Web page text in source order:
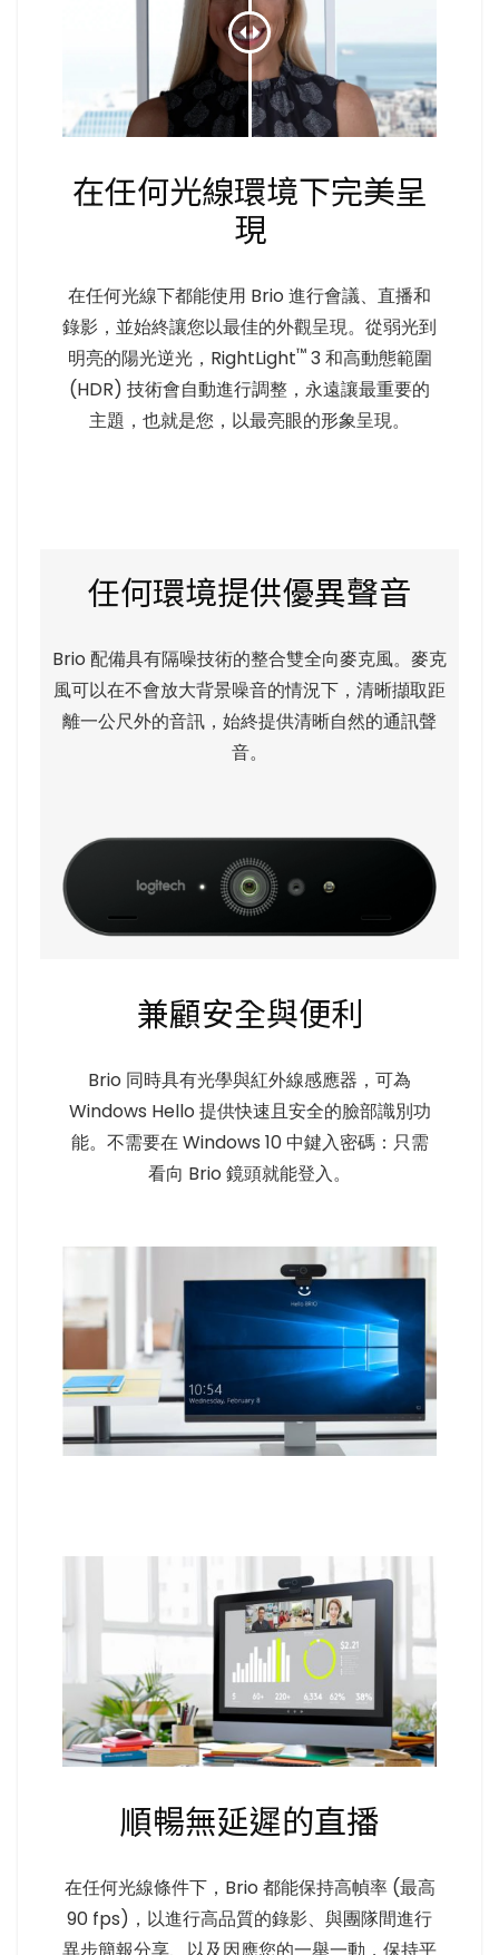
在任何光線環境下完美呈
現
在任何光線下都能使用 Brio 進行會議、直播和
錄影，並始終讓您以最佳的外觀呈現。從弱光到
明亮的陽光逆光，RightLight™3 和高動態範圍
(HDR) 技術會自動進行調整，永遠讓最重要的
主題，也就是您，以最亮眼的形象呈現。
任何環境提供優異聲音
Brio 配備具有隔噪技術的整合雙全向麥克風。麥克
風可以在不會放大背景噪音的情況下，清晰擷取距
離一公尺外的音訊，始終提供清晰自然的通訊聲
音。
兼顧安全與便利
Brio 同時具有光學與紅外線感應器，可為
Windows Hello 提供快速且安全的臉部識別功
能。不需要在 Windows 10 中鍵入密碼：只需
看向 Brio 鏡頭就能登入。
順暢無延遲的直播
在任何光線條件下，Brio 都能保持高幀率 (最高
90 fps)，以進行高品質的錄影、與團隊間進行